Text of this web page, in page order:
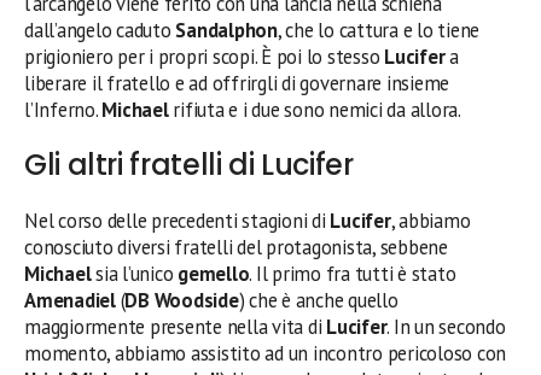
dall’angelo caduto Sandalphon, che lo cattura e lo tiene
prigioniero per i propri scopi. È poi lo stesso Lucifera
liberare il fratello e ad offrirgli di governare insieme
l’Inferno.Michaelrifiuta e i due sono nemici da allora.
Gli altri fratelli di Lucifer
Nel corso delle precedenti stagioni di Lucifer, abbiamo
conosciuto diversi fratelli del protagonista, sebbene
Michaelsia l’unico gemello. Il primo fra tutti è stato
Amenadiel(DB Woodside) che è anche quello
maggiormente presente nella vita di Lucifer. In un secondo
momento, abbiamo assistito ad un incontro pericoloso con